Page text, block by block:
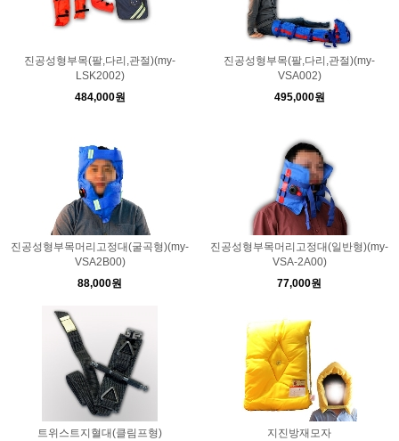
진공성형부목(팔,다리,관절)(my-
LSK2002)
484,000원
진공성형부목(팔,다리,관절)(my-
VSA002)
495,000원
진공성형부목머리고정대(굴곡형)(my-
VSA2B00)
88,000원
진공성형부목머리고정대(일반형)(my-
VSA-2A00)
77,000원
트위스트지혈대(클림프형)
지진방재모자